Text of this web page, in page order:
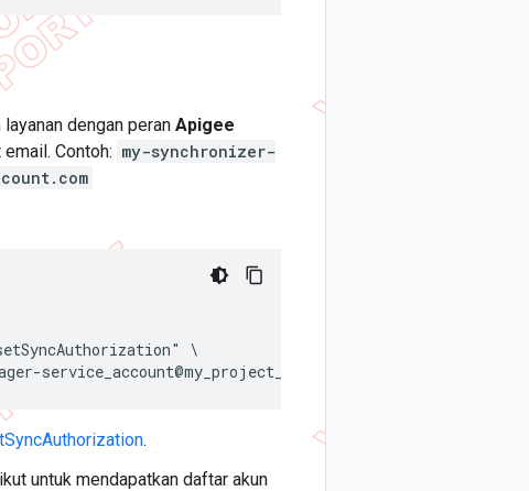
layanan dengan peran Apigee
Contoh: my-synchronizer-
\
.
untuk mendapatkan daftar akun